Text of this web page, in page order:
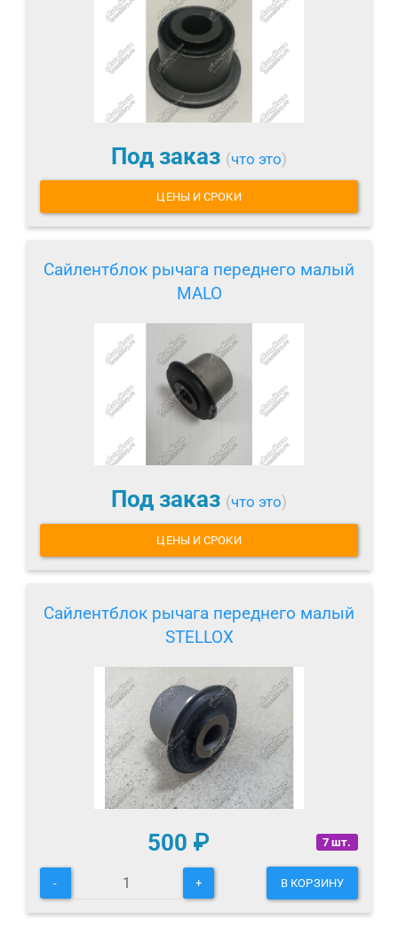
Под заказ (что это)
ЦЕНЫ И СРОКИ
Сайлентблок рычага переднего малый
MALO
Под заказ (что это)
ЦЕНЫ И СРОКИ
Сайлентблок рычага переднего малый
STELLOX
7 шт.
500 ₽
- + В КОРЗИНУ